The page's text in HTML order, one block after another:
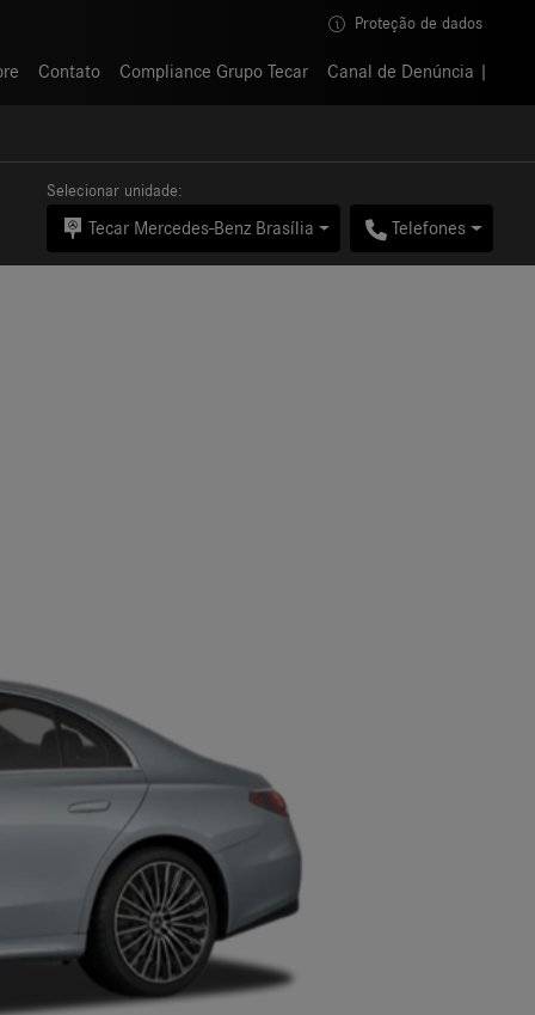
Proteção de dados
Contato Compliance Grupo Tecar Canal de Denúncia
Selecionar unidade:
Tecar Mercedes-Benz Brasília Telefones
Proteção de dados
Contato Compliance Grupo Tecar Canal de Denúncia